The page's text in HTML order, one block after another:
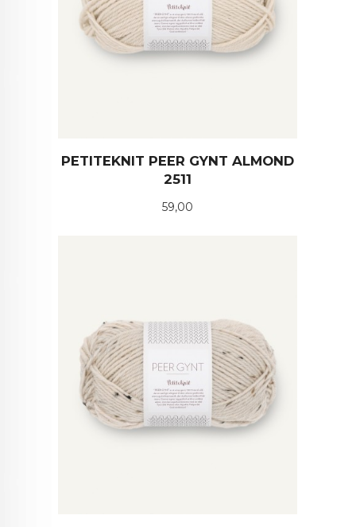
PETITEKNIT PEER GYNT ALMOND
2511
Pris
59,00